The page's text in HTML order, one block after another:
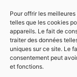
Pour offrir les
telles que les cookies
appareils. Le fait de
traiter des données
uniques sur ce site. Le
consentement peut
et fonctions.
MENTIONS
Conditions
Règlement intérieur